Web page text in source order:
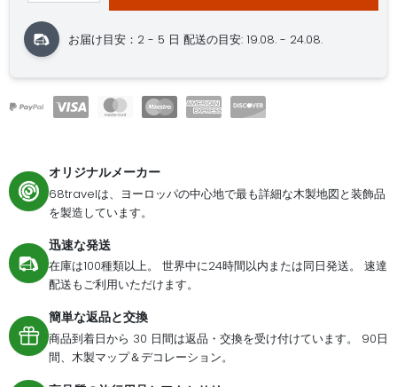
お届け目安：2 - 5 日配送の目安: 19.08. - 24.08.
オリジナルメーカー
68travelは、ヨーロッパの中心地で最も詳細な木製地図と装飾品
を製造しています。
迅速な発送
在庫は100種類以上。 世界中に24時間以内または同日発送。 速達
配送もご利用いただけます。
簡単な返品と交換
商品到着日から 30 日間は返品・交換を受け付けています。 90日
間、木製マップ＆デコレーション。